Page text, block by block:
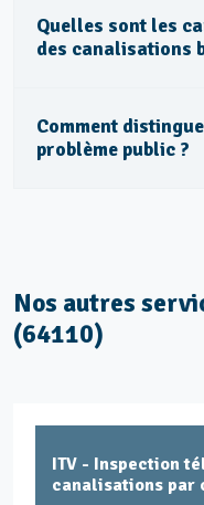
Quelles sont les
des canalisations
Comment
problème public ?
Nos autres
(64110)
ITV - Inspection
canalisations par